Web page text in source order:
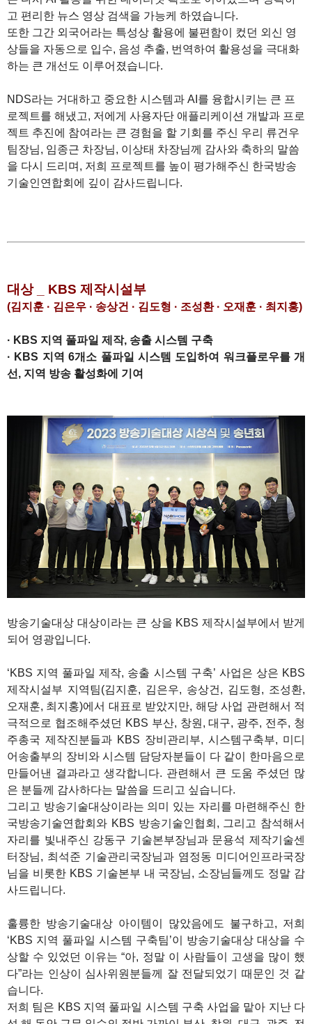
고 편리한 뉴스 영상 검색을 가능케 하였습니다.
또한 그간 외국어라는 특성상 활용에 불편함이 컸던 외신 영
상들을 자동으로 입수, 음성 추출, 번역하여 활용성을 극대화
하는 큰 개선도 이루어졌습니다.
NDS라는 거대하고 중요한 시스템과 AI를 융합시키는 큰 프
로젝트를 해냈고, 저에게 사용자단 애플리케이션 개발과 프로
젝트 추진에 참여라는 큰 경험을 할 기회를 주신 우리 류건우
팀장님, 임종근 차장님, 이상태 차장님께 감사와 축하의 말씀
을 다시 드리며, 저희 프로젝트를 높이 평가해주신 한국방송
기술인연합회에 깊이 감사드립니다.
대상 _ KBS 제작시설부
(김지훈 · 김은우 · 송상건 · 김도형 · 조성환 · 오재훈 · 최지홍)
· KBS 지역 풀파일 제작, 송출 시스템 구축
· KBS 지역 6개소 풀파일 시스템 도입하여 워크플로우를 개
선, 지역 방송 활성화에 기여
방송기술대상 대상이라는 큰 상을 KBS 제작시설부에서 받게
되어 영광입니다.
‘KBS 지역 풀파일 제작, 송출 시스템 구축’ 사업은 상은 KBS
제작시설부 지역팀(김지훈, 김은우, 송상건, 김도형, 조성환,
오재훈, 최지홍)에서 대표로 받았지만, 해당 사업 관련해서 적
극적으로 협조해주셨던 KBS 부산, 창원, 대구, 광주, 전주, 청
주총국 제작진분들과 KBS 장비관리부, 시스템구축부, 미디
어송출부의 장비와 시스템 담당자분들이 다 같이 한마음으로
만들어낸 결과라고 생각합니다. 관련해서 큰 도움 주셨던 많
은 분들께 감사하다는 말씀을 드리고 싶습니다.
그리고 방송기술대상이라는 의미 있는 자리를 마련해주신 한
국방송기술연합회와 KBS 방송기술인협회, 그리고 참석해서
자리를 빛내주신 강동구 기술본부장님과 문용석 제작기술센
터장님, 최석준 기술관리국장님과 염정동 미디어인프라국장
님을 비롯한 KBS 기술본부 내 국장님, 소장님들께도 정말 감
사드립니다.
훌륭한 방송기술대상 아이템이 많았음에도 불구하고, 저희
‘KBS 지역 풀파일 시스템 구축팀’이 방송기술대상 대상을 수
상할 수 있었던 이유는 “아, 정말 이 사람들이 고생을 많이 했
다”라는 인상이 심사위원분들께 잘 전달되었기 때문인 것 같
습니다.
저희 팀은 KBS 지역 풀파일 시스템 구축 사업을 맡아 지난 다